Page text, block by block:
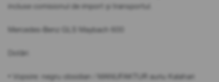
incluse comisionul de import și transportul.
Mercedes-Benz GLS Maybach 600
Dotări:
• Vopsire: negru obsidian / MANUFAKTUR auriu Kalahari